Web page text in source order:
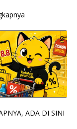
ADA DI SINI